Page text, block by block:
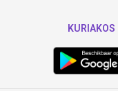
KURIAKOS